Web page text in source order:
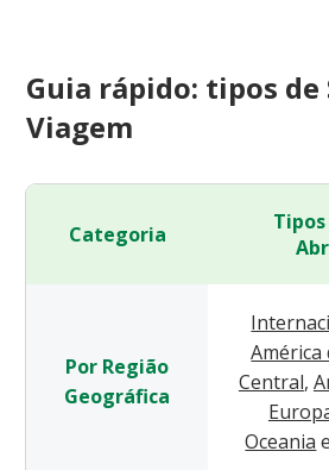
Guia rápido: tipos de
Viagem
Categoria
Por Região
Geográfica
América
Central,
Oceania e